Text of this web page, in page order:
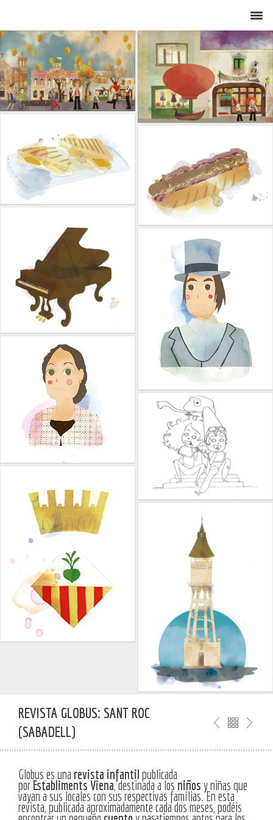
REVISTA GLOBUS: SANT ROC
(SABADELL)
Globus es una revista infantil publicada
por Establiments Viena, destinada a los niños y niñas que
vayan a sus locales con sus respectivas famílias. En esta
revista, publicada aproximadamente cada dos meses, podéis